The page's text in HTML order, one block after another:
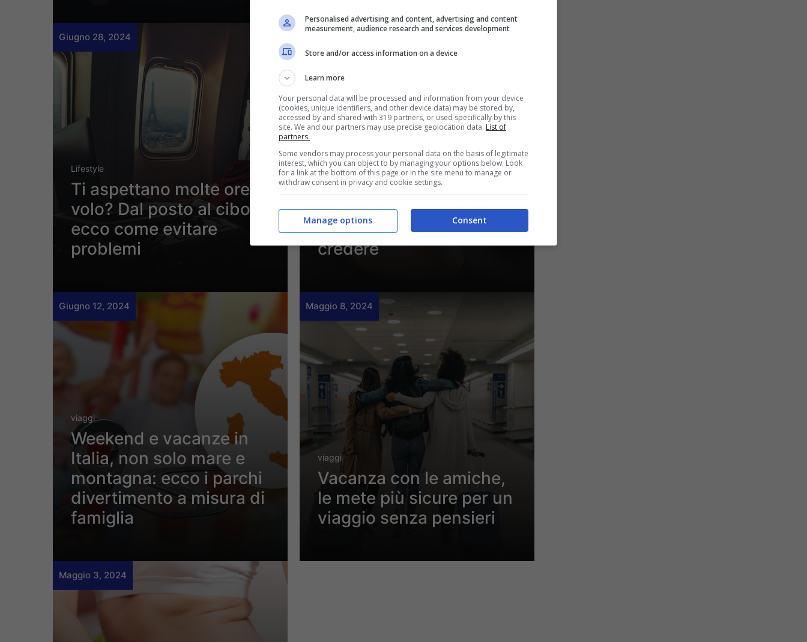
Giugno 28, 2024
Lifestyle
Ti aspettano molte ore di
volo? Dal posto al cibo,
ecco come evitare
problemi
Talloni screpolati,
questa ricetta della
nonna li rende morbidi
tutto l’anno: provare per
credere
Giugno 12, 2024
viaggi
Weekend e vacanze in
Italia, non solo mare e
montagna: ecco i parchi
divertimento a misura di
famiglia
Maggio 8, 2024
viaggi
Vacanza con le amiche,
le mete più sicure per un
viaggio senza pensieri
Maggio 3, 2024
Personalised advertising and content, advertising and content
measurement, audience research and services development
Store and/or access information on a device
Learn more
Your personal data will be processed and information from your device
(cookies, unique identifiers, and other device data) may be stored by,
accessed by and shared with 319 partners, or used specifically by this
site. We and our partners may use precise geolocation data. List of
partners.
Some vendors may process your personal data on the basis of legitimate
interest, which you can object to by managing your options below. Look
for a link at the bottom of this page or in the site menu to manage or
withdraw consent in privacy and cookie settings.
Consent
Manage options